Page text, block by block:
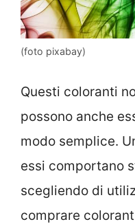
(foto pixabay)
Questi coloranti
possono anche
modo semplice.
essi comportano
scegliendo di
comprare